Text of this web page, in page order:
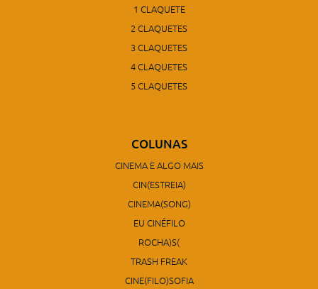
1 CLAQUETE
2 CLAQUETES
3 CLAQUETES
4 CLAQUETES
5 CLAQUETES
COLUNAS
CINEMA E ALGO MAIS
CIN(ESTREIA)
CINEMA(SONG)
EU CINÉFILO
ROCHA)S(
TRASH FREAK
CINE(FILO)SOFIA